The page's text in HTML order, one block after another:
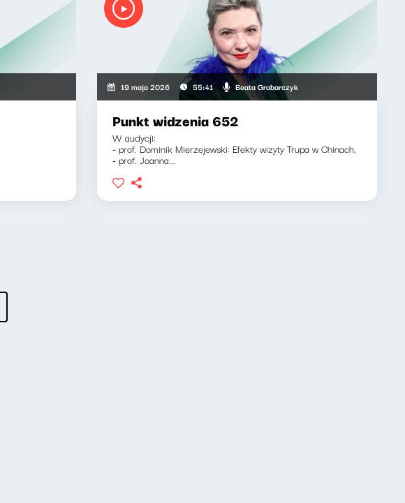
19 maja 2026 55:41 Beata Grabarczyk
Punkt widzenia 652
W audycji:
- prof. Dominik Mierzejewski: Efekty wizyty Trupa w Chinach,
- prof. Joanna...